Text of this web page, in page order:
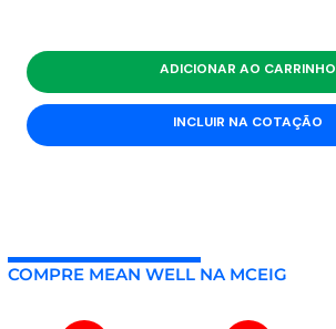
ADICIONAR AO CARRINHO
INCLUIR NA COTAÇÃO
COMPRE MEAN WELL NA MCEIG